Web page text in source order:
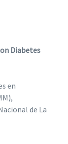
Diabetes
en
de La